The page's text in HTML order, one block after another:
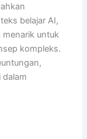
belajar AI,
untuk
kompleks.